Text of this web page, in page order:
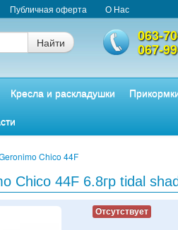
Публичная оферта О Нас
Найти 063-
067-
Кресла и раскладушки
Chico 44F
Chico 44F 6.8гр tidal shad
Отсутствует